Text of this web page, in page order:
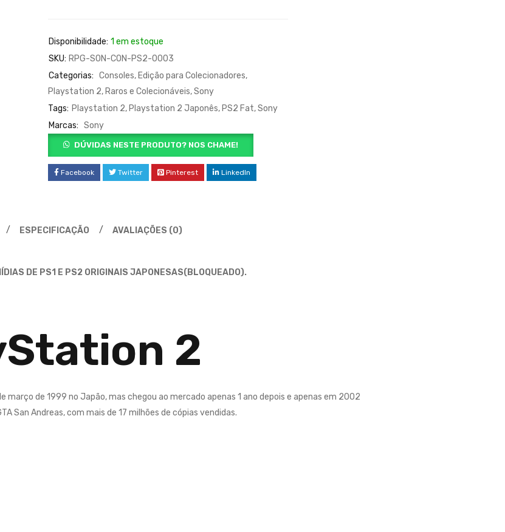
Disponibilidade: 1 em estoque
SKU: RPG-SON-CON-PS2-0003
Categorias: Consoles, Edição para Colecionadores,
Playstation 2, Raros e Colecionáveis,Sony
Tags: Playstation 2, Playstation 2 Japonês, PS2 Fat,Sony
Marcas: Sony
DÚVIDAS NESTE PRODUTO? NOS CHAME!
Facebook Twitter Pinterest LinkedIn
ESPECIFICAÇÃO AVALIAÇÕES (0)
DE PS1 E PS2 ORIGINAIS JAPONESAS(BLOQUEADO).
2
de 1999 no Japão, mas chegou ao mercado apenas 1 ano depois e apenas em 2002
San Andreas, com mais de 17 milhões de cópias vendidas.